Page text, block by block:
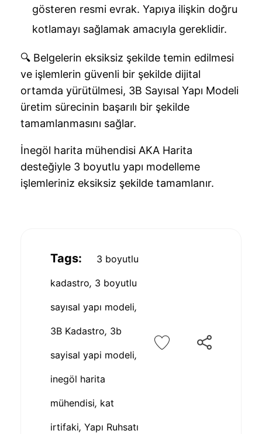
gösteren resmi evrak. Yapıya ilişkin doğru
kotlamayı sağlamak amacıyla gereklidir.
🔍 Belgelerin eksiksiz şekilde temin edilmesi
ve işlemlerin güvenli bir şekilde dijital
ortamda yürütülmesi, 3B Sayısal Yapı Modeli
üretim sürecinin başarılı bir şekilde
tamamlanmasını sağlar.
İnegöl harita mühendisi AKA Harita
desteğiyle 3 boyutlu yapı modelleme
işlemleriniz eksiksiz şekilde tamamlanır.
Tags: 3 boyutlu
kadastro, 3 boyutlu
sayısal yapı modeli,
3B Kadastro, 3b
sayisal yapi modeli,
inegöl harita
mühendisi, kat
irtifaki, Yapı Ruhsatı